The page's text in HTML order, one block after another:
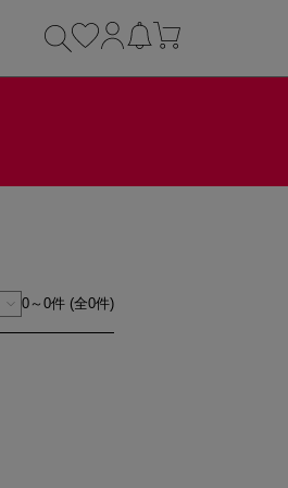
0～0件 (全0件)